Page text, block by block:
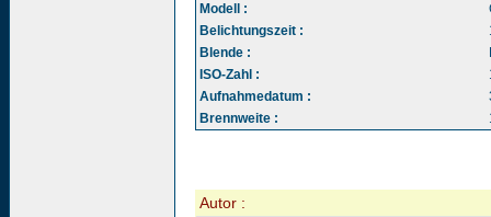
Modell :
Belichtungszeit :
Blende :
ISO-Zahl :
Aufnahmedatum :
Brennweite :
Autor :